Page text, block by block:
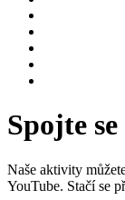
Spojte
Naše aktivity
YouTube. Stačí se